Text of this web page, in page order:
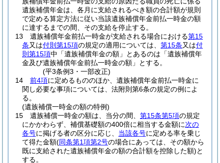
遺族補償年金は、各月に支給されるべき額の合計額が規則
で定める算定方法に従い当該遺族補償年金前払一時金の額
に達するまでの間、その支給を停止する。
13
遺族補償年金前払一時金が支給される場合における第15
条又は付則第15項の規定の適用については、 第15条又は付
則第15項中「遺族補償年金の額」とあるのは「遺族補償年
金及び遺族補償年金前払一時金の額」とする。
(平3条例3・一部改正)
14
前4項に定めるもののほか、遺族補償年金前払一時金に
関し必要な事項については、法附則第6条の規定の例によ
る。
(遺族補償一時金の額の特例)
15
遺族補償一時金の額は、当分の間、 第15条第5項の規定
にかかわらず、補償基礎額の400倍に相当する金額に次の
各号に掲げる者の区分に応じ、 当該各号に定める率を乗じ
て得た金額(同条第1項第2号の場合にあっては、その額から
既に支給された遺族補償年金の額の合計額を控除した額)と
する。